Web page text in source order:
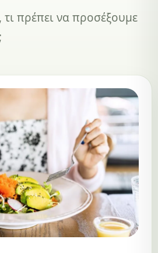
τι πρέπει να προσέξουμε